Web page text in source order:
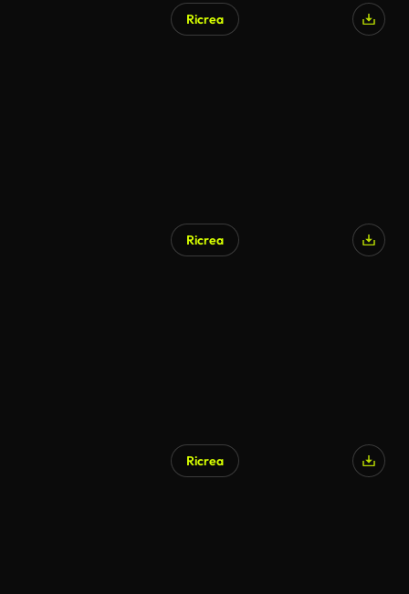
Ricrea
Ricrea
Ricrea